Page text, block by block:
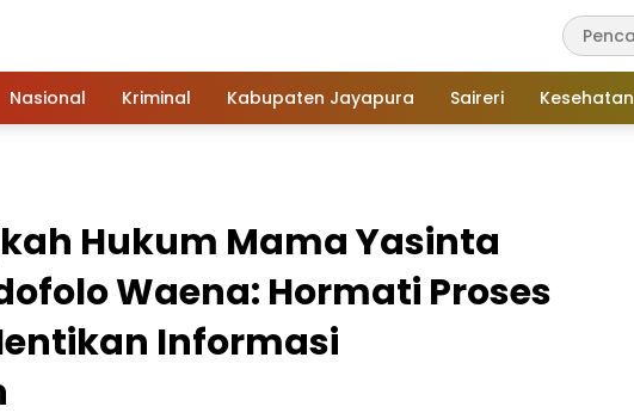
Nasional Kriminal Kabupaten Jayapura Saireri Kesehatan
Hukum Mama Yasinta
Waena: Hormati Proses
Informasi